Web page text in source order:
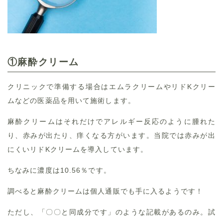
①麻酔クリーム
クリニックで準備する場合はエムラクリームやリドKクリー
ムなどの医薬品を用いて施術します。
麻酔クリームはそれだけでアレルギー反応のように腫れた
り、赤みが出たり、痒くなる方がいます。当院では赤みが出
にくいリドKクリームを導入しています。
ちなみに濃度は10.56％です。
調べると麻酔クリームは個人通販でも手に入るようです！
ただし、「〇〇と同成分です」のような記載があるのみ。試